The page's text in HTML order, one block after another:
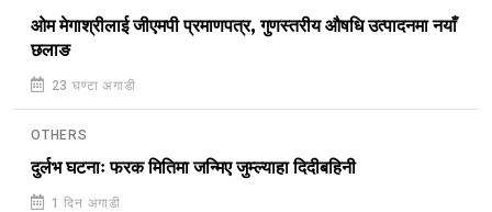
ओम मेगाश्रीलाई जीएमपी प्रमाणपत्र, गुणस्तरीय औषधि उत्पादनमा नयाँ
छलाङ
23 घण्टा अगाडी
OTHERS
दुर्लभ घटनाः फरक मितिमा जन्मिए जुम्ल्याहा दिदीबहिनी
1 दिन अगाडी